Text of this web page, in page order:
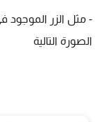
- مثل الزر
الصورة التالية